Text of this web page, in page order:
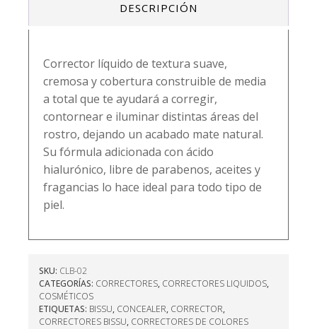
DESCRIPCIÓN
Corrector líquido de textura suave,
cremosa y cobertura construible de media
a total que te ayudará a corregir,
contornear e iluminar distintas áreas del
rostro, dejando un acabado mate natural.
Su fórmula adicionada con ácido
hialurónico, libre de parabenos, aceites y
fragancias lo hace ideal para todo tipo de
piel.
SKU: CLB-02
CATEGORÍAS: CORRECTORES, CORRECTORES LIQUIDOS,
COSMÉTICOS
ETIQUETAS: BISSU, CONCEALER, CORRECTOR,
CORRECTORES BISSU, CORRECTORES DE COLORES